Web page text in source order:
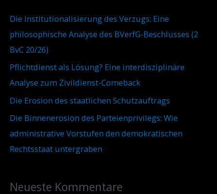
Die Institutionalisierung des Verzugs: Eine
philosophische Analyse des BVerfG-Beschlusses (2
BvC 20/26)
Pflichtdienst als Lösung? Eine interdisziplinäre
Analyse zum Zivildienst-Comeback
Die Erosion des staatlichen Schutzauftrags
Die Binnenerosion des Parteienprivilegs: Wie
administrative Vorstufen den demokratischen
Rechtsstaat untergraben
Neueste Kommentare